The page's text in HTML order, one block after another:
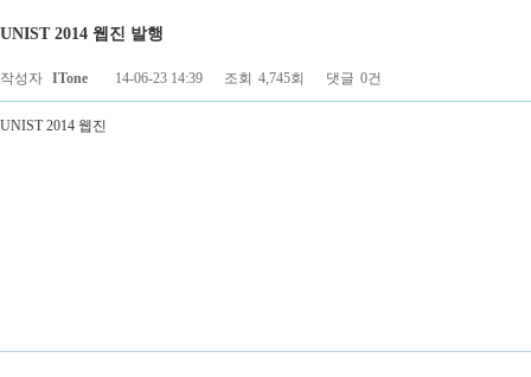
UNIST 2014 웹진 발행
페이지 정보
작성자 ITone 14-06-23 14:39 조회 4,745회 댓글 0건
UNIST 2014 웹진